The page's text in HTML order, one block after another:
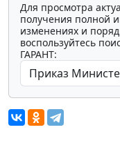
Для просмотра
получения полной
изменениях и
воспользуйтесь
ГАРАНТ: